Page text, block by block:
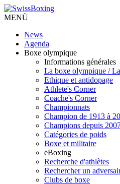
MENÜ
News
Agenda
Boxe olympique
Informations générales
La boxe olympique /
Ethique et antidopage
Athlete's Corner
Coache's Corner
Championnats
Champion de 1913 à
Champions depuis
Catégories de poids
Boxe et militaire
eBoxing
Recherche d'athlètes
Rechercher un
Clubs de boxe